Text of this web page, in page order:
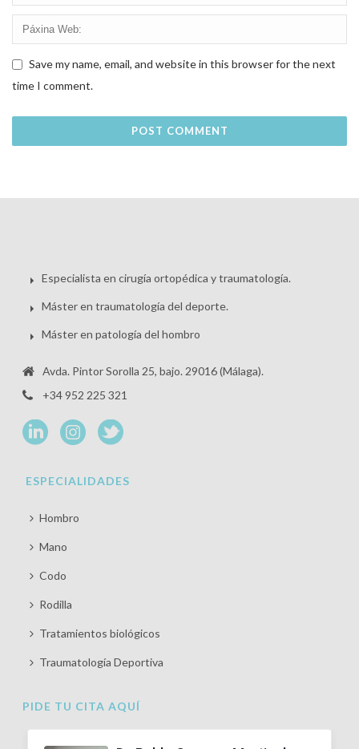
Save my name, email, and website in this browser for the next
time I comment.
Especialista en cirugía ortopédica y traumatología.
Máster en traumatología del deporte.
Máster en patología del hombro
Avda. Pintor Sorolla 25, bajo. 29016 (Málaga).
+34 952 225 321
ESPECIALIDADES
Hombro
Mano
Codo
Rodilla
Tratamientos biológicos
Traumatología Deportiva
PIDE TU CITA AQUÍ